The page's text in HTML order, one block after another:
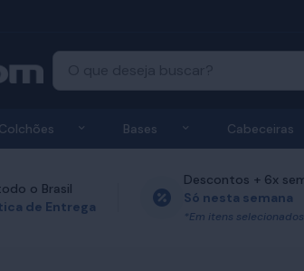
Colchões Exibir submenu de Colchões
Bases Exibir submenu de
Cabeceiras
o Brasil
de Entrega
Descontos + 6x
Só nesta semana
*Em itens selecionados